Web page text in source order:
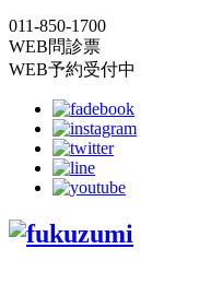
011-850-1700
WEB問診票
WEB予約受付中